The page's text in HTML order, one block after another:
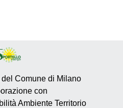
Comune di Milano
con
Ambiente Territorio